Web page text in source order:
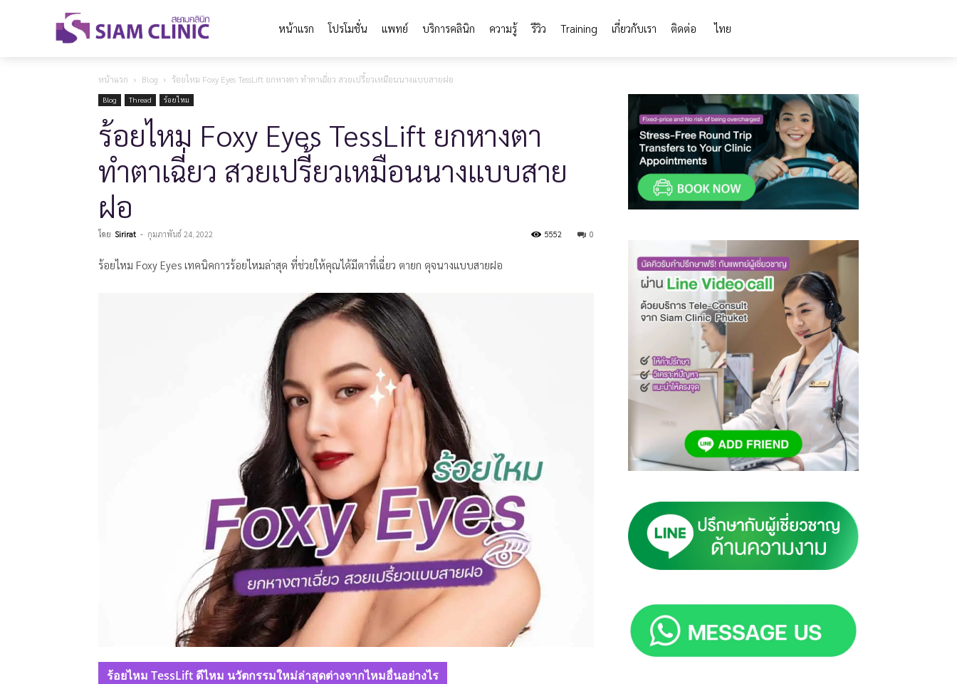
หน้าแรก โปรโมชั่น แพทย์ บริการคลินิก ความรู้ รีวิว Training เกี่ยวกับเรา ติดต่อ ไทย
หน้าแรก Blog ร้อยไหม Foxy Eyes TessLift ยกหางตา ทำตาเฉี่ยว สวยเปรี้ยวเหมือนนางแบบสายฝอ
Blog Thread ร้อยไหม
ร้อยไหม Foxy Eyes TessLift ยกหางตา
ทำตาเฉี่ยว สวยเปรี้ยวเหมือนนางแบบสาย
ฝอ
โดย Sirirat - กุมภาพันธ์ 24, 2022 0
5552
ร้อยไหม Foxy Eyes เทคนิคการร้อยไหมล่าสุด ที่ช่วยให้คุณได้มีตาที่เฉี่ยว ตายก ดุจนางแบบสายฝอ
ร้อยไหม TessLift ดีไหม นวัตกรรมใหม่ล่าสุดต่างจากไหมอื่นอย่างไร